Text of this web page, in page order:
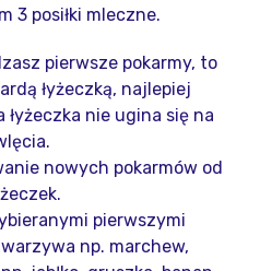
3 posiłki mleczne.
pierwsze pokarmy, to
łyżeczką, najlepiej
łyżeczka nie ugina się na
nowych pokarmów od
pierwszymi
np. marchew,